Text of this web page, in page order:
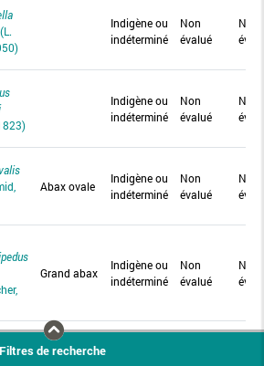
Indigène ou
indéterminé
Non
évalué
Non
Indigène ou
indéterminé
Non
évalué
Non
Abax ovale
Indigène ou
indéterminé
Non
évalué
Non
Grand abax
Indigène ou
indéterminé
Non
évalué
Non
Abax
Filtres de recherche